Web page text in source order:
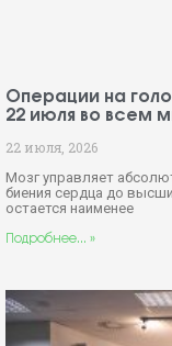
Операции на
22 июля во всем
22 июля, 2026
Мозг управляет
биения сердца до
остается наименее
Подробнее... »